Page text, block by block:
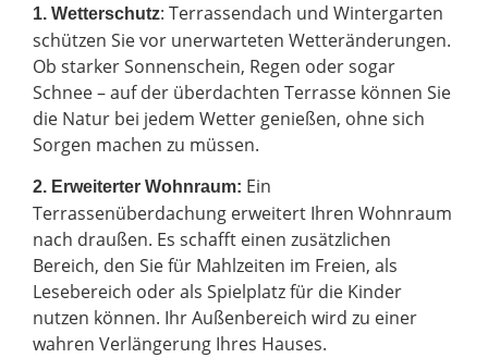
1. Wetterschutz: Terrassendach und Wintergarten
schützen Sie vor unerwarteten Wetteränderungen.
Ob starker Sonnenschein, Regen oder sogar
Schnee – auf der überdachten Terrasse können Sie
die Natur bei jedem Wetter genießen, ohne sich
Sorgen machen zu müssen.
2. Erweiterter Wohnraum: Ein
Terrassenüberdachung erweitert Ihren Wohnraum
nach draußen. Es schafft einen zusätzlichen
Bereich, den Sie für Mahlzeiten im Freien, als
Lesebereich oder als Spielplatz für die Kinder
nutzen können. Ihr Außenbereich wird zu einer
wahren Verlängerung Ihres Hauses.